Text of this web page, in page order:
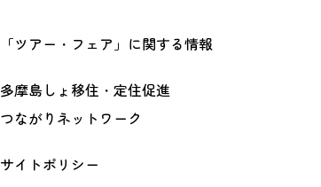
「ツアー・フェア」に関する情報
多摩島しょ移住・定住促進
つながりネットワーク
サイトポリシー